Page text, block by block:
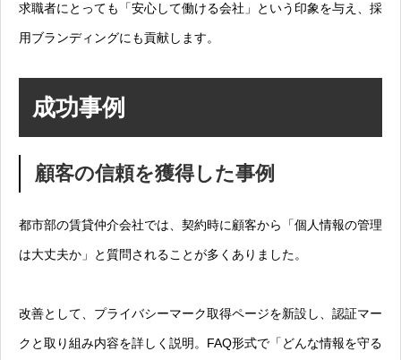
求職者にとっても「安心して働ける会社」という印象を与え、採
用ブランディングにも貢献します。
成功事例
顧客の信頼を獲得した事例
都市部の賃貸仲介会社では、契約時に顧客から「個人情報の管理
は大丈夫か」と質問されることが多くありました。
改善として、プライバシーマーク取得ページを新設し、認証マー
クと取り組み内容を詳しく説明。FAQ形式で「どんな情報を守る